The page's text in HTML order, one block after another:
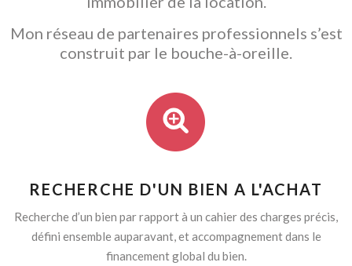
Mon réseau de partenaires professionnels s’est
construit par le bouche-à-oreille.
RECHERCHE D'UN BIEN A L'ACHAT
Recherche d’un bien par rapport à un cahier des charges précis,
défini ensemble auparavant, et accompagnement dans le
financement global du bien.